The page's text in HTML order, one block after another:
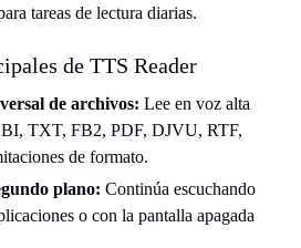
tareas de lectura diarias.
de TTS Reader
de archivos: Lee en voz alta
TXT, FB2, PDF, DJVU, RTF,
de formato.
plano: Continúa escuchando
o con la pantalla apagada